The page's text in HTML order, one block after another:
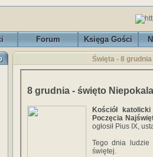
Forum Księga Gości
Święta - 8
8 grudnia - święto
Kościół
Poczęcia
ogłosił Pius IX,
Tego dnia ludzie
świętej.